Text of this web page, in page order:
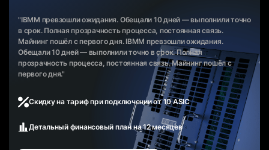
"IBMM превзошли ожидания. Обещали 10 дней — выполнили точно
в срок. Полная прозрачность процесса, постоянная связь.
Майнинг пошёл с первого дня. IBMM превзошли ожидания.
Обещали 10 дней — выполнили точно в срок. Полная
прозрачность процесса, постоянная связь. Майнинг пошёл с
первого дня."
Скидку на тариф при подключении от 10 ASIC
Детальный финансовый план на 12 месяцев